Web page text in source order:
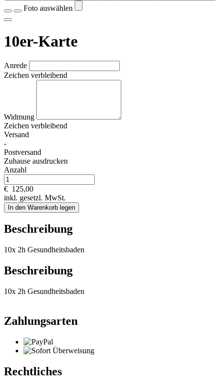
Foto auswählen
10er-Karte
Anrede
Zeichen verbleibend
Widmung
Zeichen verbleibend
Versand
-
Postversand
Zuhause ausdrucken
Anzahl
€ 125,00
inkl. gesetzl. MwSt.
In den Warenkorb legen
Beschreibung
10x 2h Gesundheitsbaden
Beschreibung
10x 2h Gesundheitsbaden
Zahlungsarten
Rechtliches